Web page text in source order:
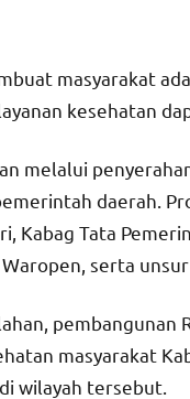
masyarakat
kesehatan
melalui
daerah.
Kabag Tata
serta unsur
pembangunan
masyarakat
wilayah tersebut.